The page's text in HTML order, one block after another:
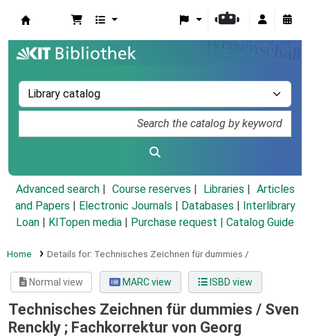
Advanced search Course reserves Libraries
Articles
and Papers
Electronic Journals Databases
Interlibrary
Loan
KITopen media Purchase request | Catalog Guide
Home Details for: Technisches Zeichnen für dummies /
Normal view MARC view ISBD view
Technisches Zeichnen für dummies / Sven
Renckly ; Fachkorrektur von Georg